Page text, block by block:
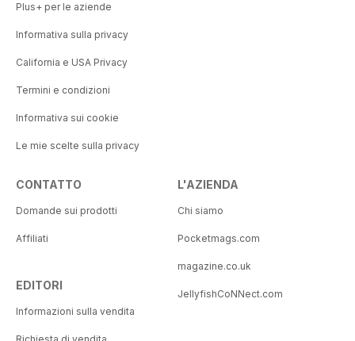
Plus+ per le aziende
Informativa sulla privacy
California e USA Privacy
Termini e condizioni
Informativa sui cookie
Le mie scelte sulla privacy
CONTATTO
Domande sui prodotti
Affiliati
EDITORI
Informazioni sulla vendita
L'AZIENDA
Chi siamo
Pocketmags.com
magazine.co.uk
JellyfishCoNNect.com